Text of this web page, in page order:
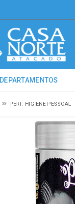
DEPARTAMENTOS
PERF. HIGIENE PESSOAL